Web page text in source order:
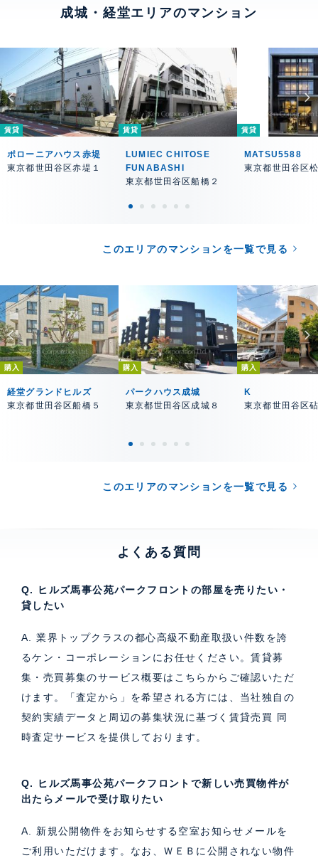
成城・経堂エリアのマンション
賃貸
ポローニアハウス赤堤
東京都世田谷区赤堤１
賃貸
LUMIEC CHITOSE
FUNABASHI
東京都世田谷区船橋２
賃貸
MATSU5588
東京都世田谷区
このエリアのマンションを一覧で見る
購入
経堂グランドヒルズ
東京都世田谷区船橋５
購入
パークハウス成城
東京都世田谷区成城８
購入
K
東京都世田谷区
このエリアのマンションを一覧で見る
よくある質問
Q. ヒルズ馬事公苑パークフロントの部屋を売りたい・
貸したい
A. 業界トップクラスの都心高級不動産取扱い件数を誇
るケン・コーポレーションにお任せください。賃貸募
集・売買募集のサービス概要はこちら からご確認いただ
けます。「査定から」を希望される方には、当社独自の
契約実績データと周辺の募集状況に基づく 賃貸売買 同
時査定サービス を提供しております。
Q. ヒルズ馬事公苑パークフロントで新しい売買物件が
出たらメールで受け取りたい
A. 新規公開物件をお知らせする空室お知らせメールを
ご利用いただけます。なお、ＷＥＢに公開されない物件